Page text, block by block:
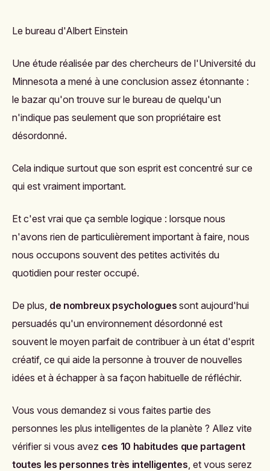
Le bureau d'Albert Einstein
Une étude réalisée par des chercheurs de l'Université du
Minnesota a mené à une conclusion assez étonnante :
le bazar qu'on trouve sur le bureau de quelqu'un
n'indique pas seulement que son propriétaire est
désordonné.
Cela indique surtout que son esprit est concentré sur ce
qui est vraiment important.
Et c'est vrai que ça semble logique : lorsque nous
n'avons rien de particulièrement important à faire, nous
nous occupons souvent des petites activités du
quotidien pour rester occupé.
De plus, de nombreux psychologues sont aujourd'hui
persuadés qu'un environnement désordonné est
souvent le moyen parfait de contribuer à un état d'esprit
créatif, ce qui aide la personne à trouver de nouvelles
idées et à échapper à sa façon habituelle de réfléchir.
Vous vous demandez si vous faites partie des
personnes les plus intelligentes de la planète ? Allez vite
vérifier si vous avez ces 10 habitudes que partagent
toutes les personnes très intelligentes, et vous serez